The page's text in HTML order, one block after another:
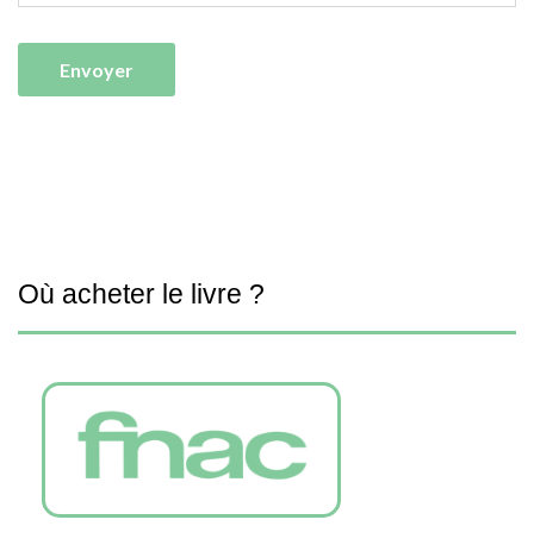
Où acheter le livre ?